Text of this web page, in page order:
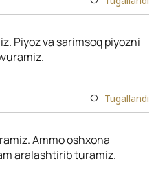
Piyoz va sarimsoq piyozni
Tugallandi
Ammo oshxona
aralashtirib turamiz.